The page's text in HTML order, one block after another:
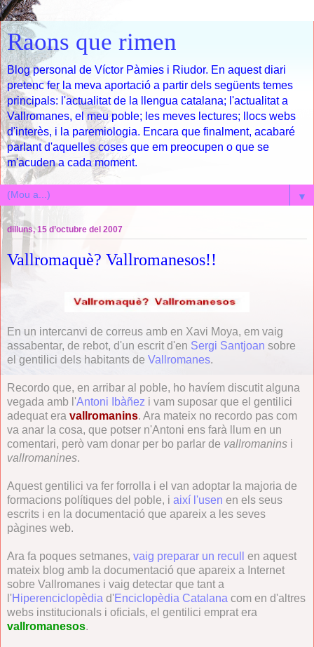
Raons que rimen
Blog personal de Víctor Pàmies i Riudor. En aquest diari
pretenc fer la meva aportació a partir dels següents temes
principals: l'actualitat de la llengua catalana; l'actualitat a
Vallromanes, el meu poble; les meves lectures; llocs webs
d'interès, i la paremiologia. Encara que finalment, acabaré
parlant d'aquelles coses que em preocupen o que se
m'acuden a cada moment.
▼
dilluns, 15 d’octubre del 2007
Vallromaquè? Vallromanesos!!
En un intercanvi de correus amb en Xavi Moya, em vaig
assabentar, de rebot, d'un escrit d'en Sergi Santjoan sobre
el gentilici dels habitants de Vallromanes.
Recordo que, en arribar al poble, ho havíem discutit alguna
vegada amb l'Antoni Ibàñez i vam suposar que el gentilici
adequat era vallromanins. Ara mateix no recordo pas com
va anar la cosa, que potser n'Antoni ens farà llum en un
comentari, però vam donar per bo parlar de vallromanins i
vallromanines.
Aquest gentilici va fer forrolla i el van adoptar la majoria de
formacions polítiques del poble, i així l'usen en els seus
escrits i en la documentació que apareix a les seves
pàgines web.
Ara fa poques setmanes, vaig preparar un recull
en aquest
mateix blog amb la documentació que apareix a Internet
sobre Vallromanes i vaig detectar que tant a
l'Hiperenciclopèdia d'Enciclopèdia Catalana com en d'altres
webs institucionals i oficials, el gentilici emprat era
vallromanesos.